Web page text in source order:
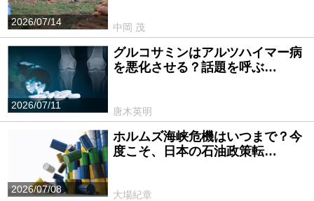
2026/07/14
中岡 茂
2026/07/11
グルコサミンはアルツハイマー病
を悪化させる？話題を呼ぶ…
唐木英明
2026/07/08
ホルムズ海峡危機はいつまで？今
度こそ、日本の石油政策転…
大場紀章